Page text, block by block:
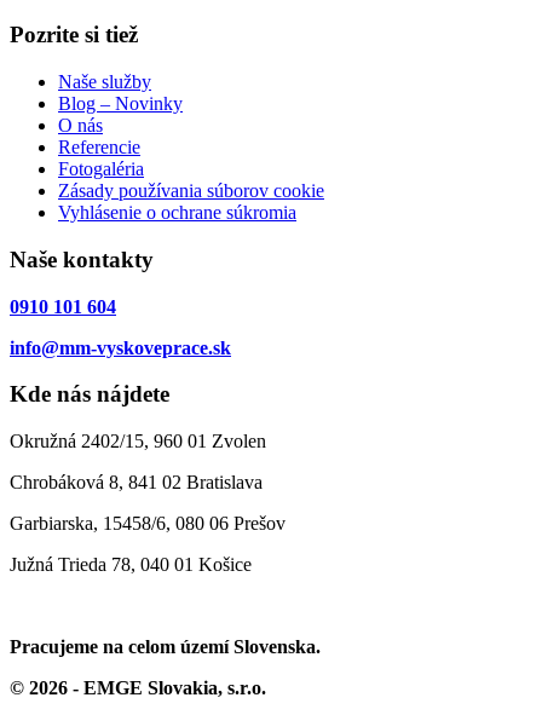
Pozrite si tiež
Naše služby
Blog – Novinky
O nás
Referencie
Fotogaléria
Zásady používania súborov cookie
Vyhlásenie o ochrane súkromia
Naše kontakty
0910 101 604
info@mm-vyskoveprace.sk
Kde nás nájdete
Okružná 2402/15, 960 01 Zvolen
Chrobáková 8, 841 02 Bratislava
Garbiarska, 15458/6, 080 06 Prešov
Južná Trieda 78, 040 01 Košice
Pracujeme na celom území Slovenska.
© 2026 - EMGE Slovakia, s.r.o.